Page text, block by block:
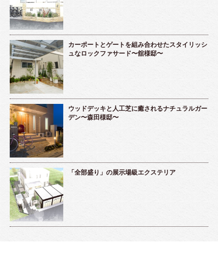
カーポートとゲートを組み合わせたスタイリッシ
ュなロックファサード〜舘様邸〜
ウッドデッキと人工芝に癒されるナチュラルガー
デン〜森田様邸〜
「全部盛り」の展示場級エクステリア